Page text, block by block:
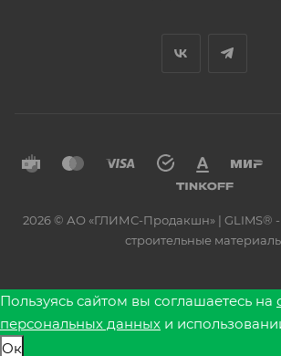
2026 © АО «ГЛИМС-Продакшн» | GLIMS®
строительные
Пользуясь сайтом вы соглашаетесь на
персональных данных и
Ок